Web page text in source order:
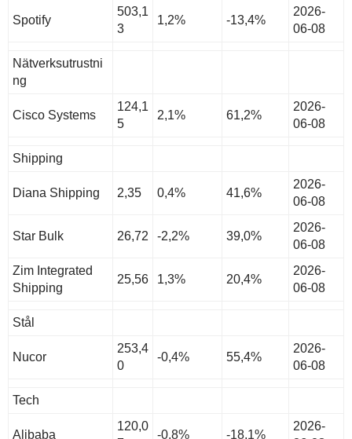
Spotify
503,1
3
1,2% -13,4%
2026-
06-08
Nätverksutrustni
ng
Cisco Systems
124,1
5
2,1% 61,2%
2026-
06-08
Shipping
Diana Shipping 2,35 0,4% 41,6%
2026-
06-08
Star Bulk 26,72 -2,2% 39,0%
2026-
06-08
Zim Integrated
Shipping
25,56 1,3% 20,4%
2026-
06-08
Stål
Nucor
253,4
0
-0,4% 55,4%
2026-
06-08
Tech
Alibaba
120,0
-0,8% -18,1%
2026-